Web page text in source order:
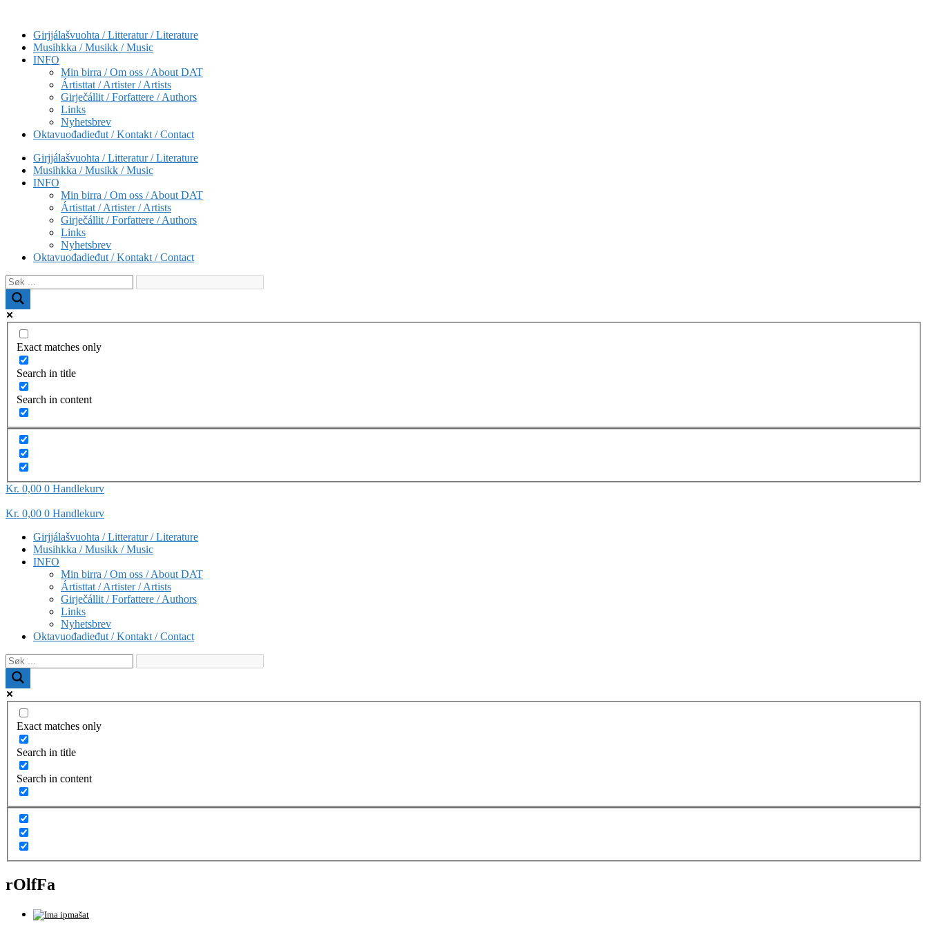
contentGirjjálašvuohta / Litteratur / Literature
Musihkka / Musikk / Music
INFO
Min birra / Om oss / About DAT
Ártisttat / Artister / Artists
Girječállit / Forfattere / Authors
Links
Nyhetsbrev
Oktavuođadieđut / Kontakt / Contact
Girjjálašvuohta / Litteratur / Literature
Musihkka / Musikk / Music
INFO
Min birra / Om oss / About DAT
Ártisttat / Artister / Artists
Girječállit / Forfattere / Authors
Links
Nyhetsbrev
Oktavuođadieđut / Kontakt / Contact
Exact matches only
Search in title
Search in content
Kr 0,00 0 Handlekurv
Kr 0,00 0 Handlekurv
Girjjálašvuohta / Litteratur / Literature
Musihkka / Musikk / Music
INFO
Min birra / Om oss / About DAT
Ártisttat / Artister / Artists
Girječállit / Forfattere / Authors
Links
Nyhetsbrev
Oktavuođadieđut / Kontakt / Contact
Exact matches only
Search in title
Search in content
rOlfFa